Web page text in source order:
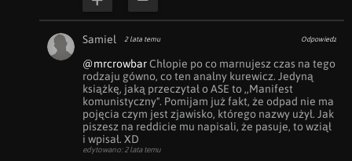
Samiel 2 lata temu Odpowiedz
@mrcrowbar Chłopie po co marnujesz czas na tego
rodzaju gówno, co ten analny kurewicz. Jedyną
książkę, jaką przeczytał o ASE to ,,Manifest
komunistyczny". Pomijam już fakt, że odpad nie ma
pojęcia czym jest zjawisko, którego nazwy użył. Jak
piszesz na reddicie mu napisali, że pasuje, to wziął
i wpisał. XD
edytowano: 2 lata temu